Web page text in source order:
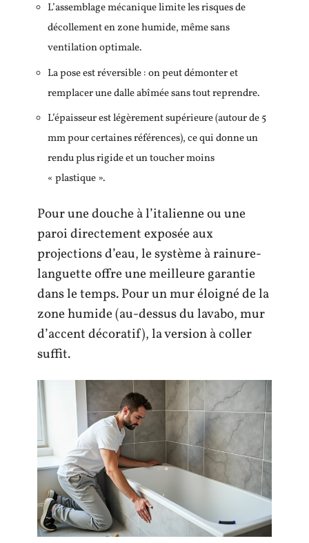
L’assemblage mécanique limite les risques de
décollement en zone humide, même sans
ventilation optimale.
La pose est réversible : on peut démonter et
remplacer une dalle abîmée sans tout reprendre.
L’épaisseur est légèrement supérieure (autour de 5
mm pour certaines références), ce qui donne un
rendu plus rigide et un toucher moins
« plastique ».
Pour une douche à l’italienne ou une
paroi directement exposée aux
projections d’eau, le système à rainure-
languette offre une meilleure garantie
dans le temps. Pour un mur éloigné de la
zone humide (au-dessus du lavabo, mur
d’accent décoratif), la version à coller
suffit.